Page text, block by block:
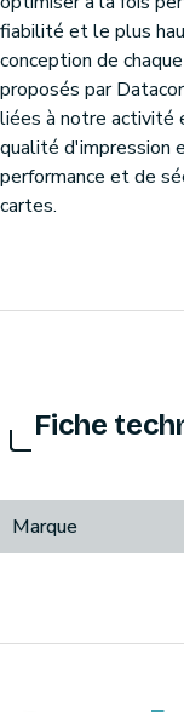
fiabilité et le plus
conception de
proposés par
liées à notre activité
qualité d'impression
performance et de
cartes.
Fiche
Marque